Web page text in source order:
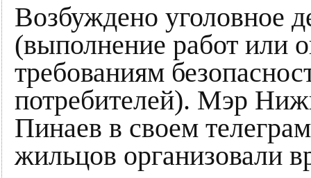
Возбуждено уголовное
(выполнение работ или
требованиям
потребителей). Мэр
Пинаев в своем
жильцов организовали